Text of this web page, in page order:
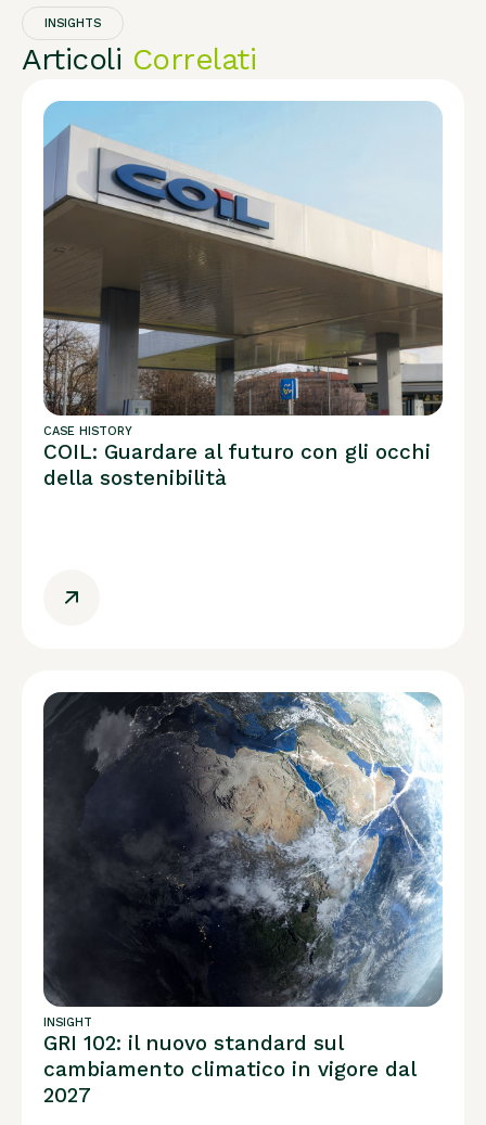
INSIGHTS
Articoli Correlati
CASE HISTORY
COIL: Guardare al futuro con gli occhi
della sostenibilità
INSIGHT
GRI 102: il nuovo standard sul
cambiamento climatico in vigore dal
2027